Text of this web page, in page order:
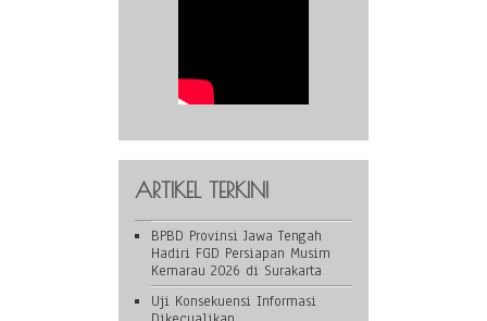
ARTIKEL TERKINI
BPBD Provinsi Jawa Tengah
Hadiri FGD Persiapan Musim
Kemarau 2026 di Surakarta
Uji Konsekuensi Informasi